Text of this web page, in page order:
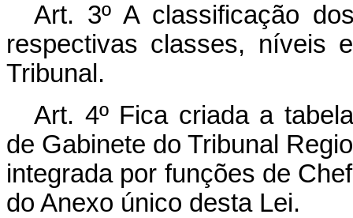
Art. 3º A classificação
respectivas classes, níveis
Tribunal.
Art. 4º Fica criada a
de Gabinete do Tribunal
integrada por funções de
do Anexo único desta Lei.